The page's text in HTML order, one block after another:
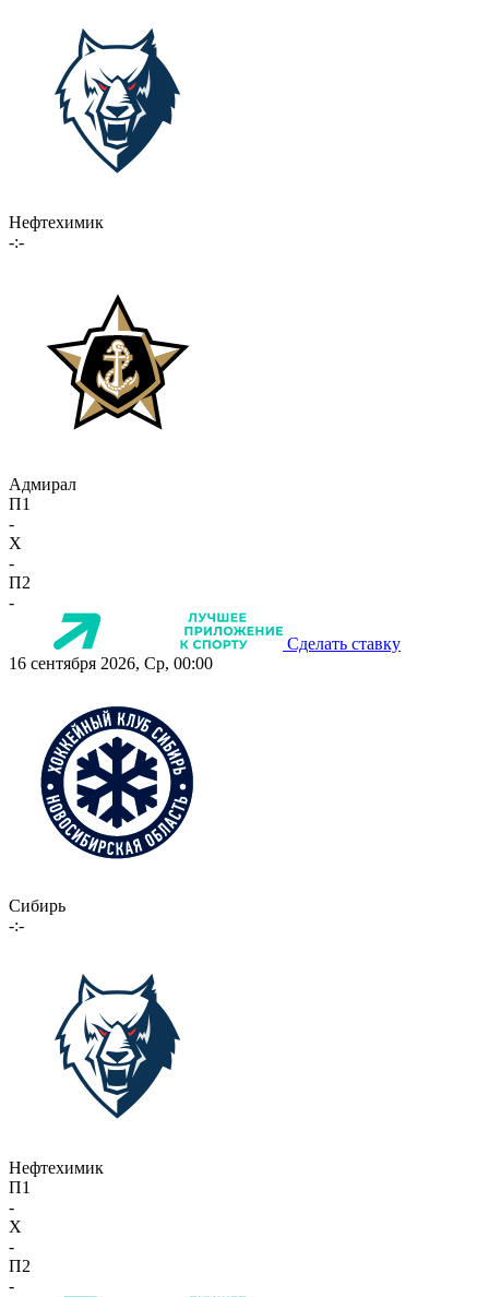
Нефтехимик
-:-
Адмирал
П1
-
X
-
П2
-
Сделать ставку
16 сентября 2026, Ср, 00:00
Сибирь
-:-
Нефтехимик
П1
-
X
-
П2
-